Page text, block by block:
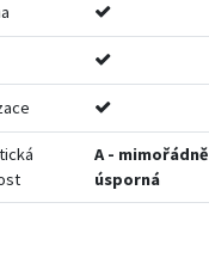
A - mimořádně
úsporná